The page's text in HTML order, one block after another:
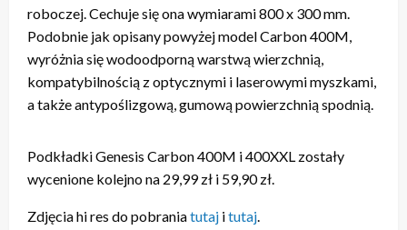
roboczej. Cechuje się ona wymiarami 800 x 300 mm.
Podobnie jak opisany powyżej model Carbon 400M,
wyróżnia się wodoodporną warstwą wierzchnią,
kompatybilnością z optycznymi i laserowymi myszkami,
a także antypoślizgową, gumową powierzchnią spodnią.
Podkładki Genesis Carbon 400M i 400XXL zostały
wycenione kolejno na 29,99 zł i 59,90 zł.
Zdjęcia hi res do pobraniatutaj itutaj.